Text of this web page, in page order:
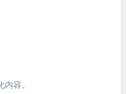
容。